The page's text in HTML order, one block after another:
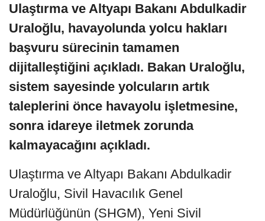
Ulaştırma ve Altyapı Bakanı Abdulkadir
Uraloğlu, havayolunda yolcu hakları
başvuru sürecinin tamamen
dijitalleştiğini açıkladı. Bakan Uraloğlu,
sistem sayesinde yolcuların artık
taleplerini önce havayolu işletmesine,
sonra idareye iletmek zorunda
kalmayacağını açıkladı.
Ulaştırma ve Altyapı Bakanı Abdulkadir
Uraloğlu, Sivil Havacılık Genel
Müdürlüğünün (SHGM), Yeni Sivil